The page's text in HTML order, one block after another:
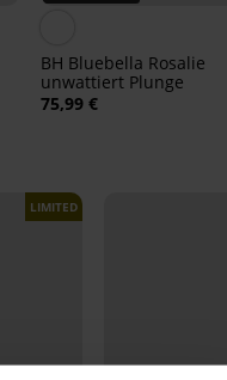
BH Bluebella Rosalie
unwattiert Plunge
75,99 €
LIMITED